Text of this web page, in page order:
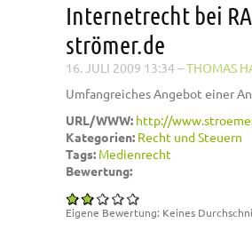
Internetrecht bei RA
strömer.de
16. JULI 2009 13:34 –THOMAS
Umfangreiches Angebot einer
URL/WWW: http://
Kategorien: Recht und Steuern
Tags: Medienrecht
Bewertung:
Eigene Bewertung: Keines